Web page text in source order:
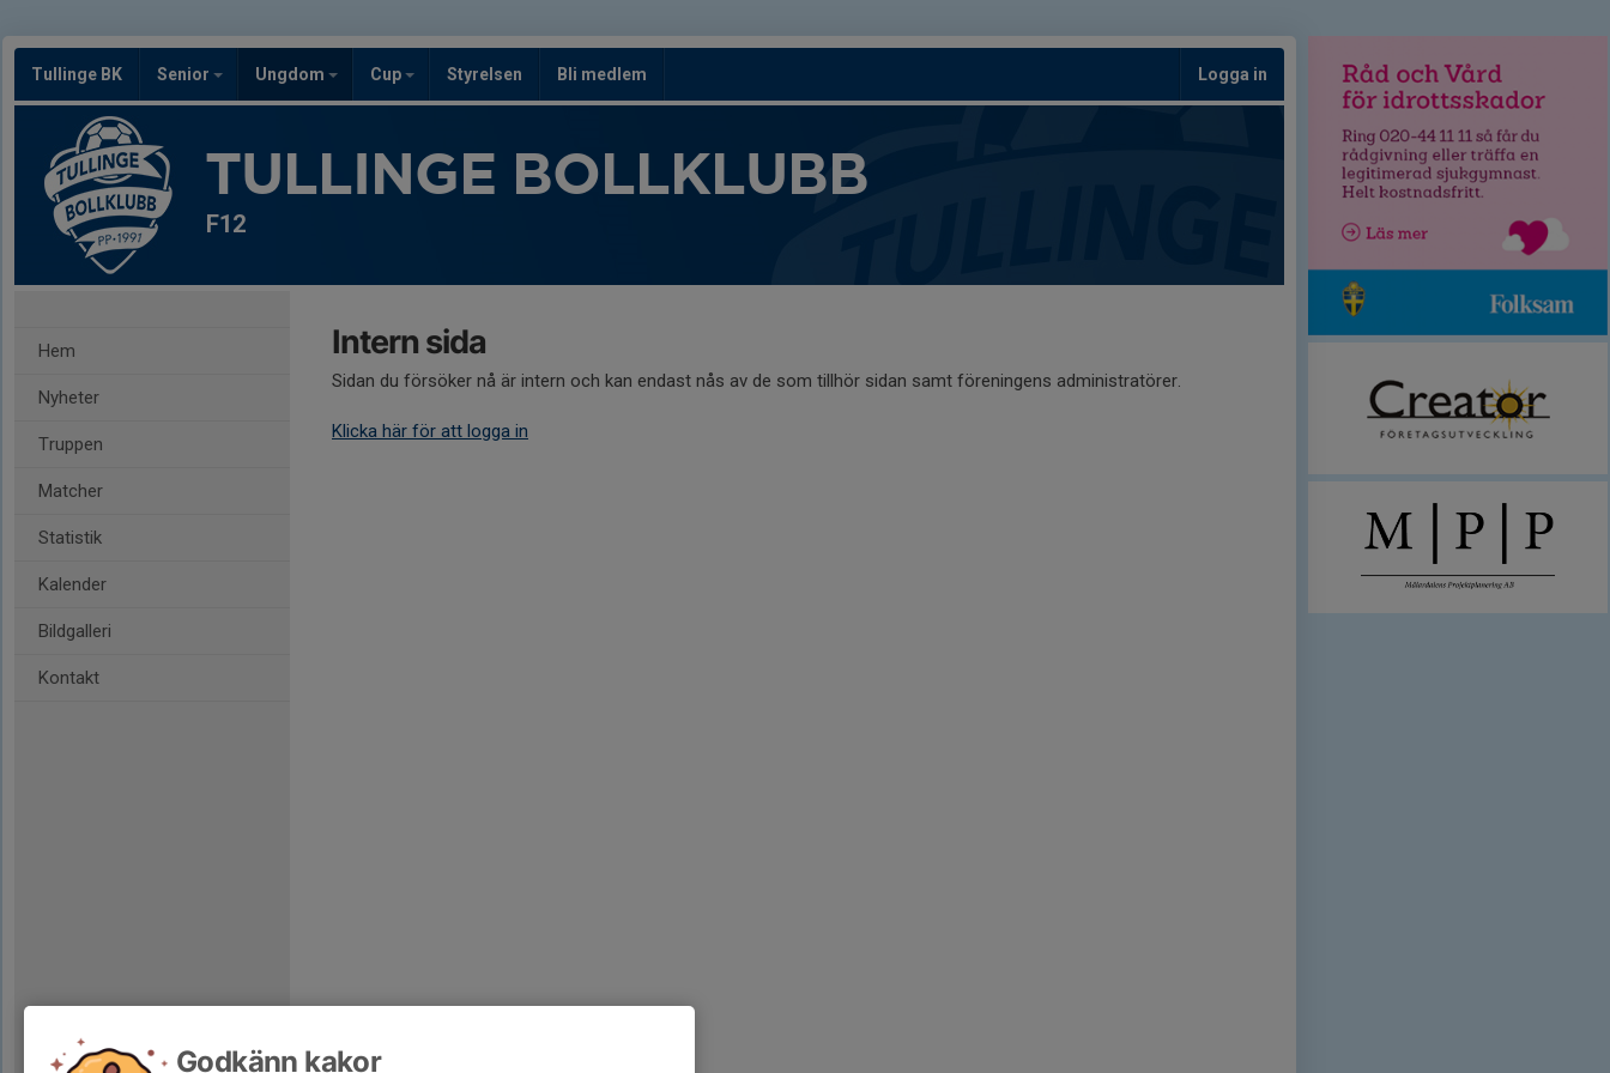
Tullinge BK Senior Ungdom Cup Styrelsen Bli medlem Logga in
TULLINGE BOLLKLUBB
F12
Hem
Nyheter
Truppen
Matcher
Statistik
Kalender
Bildgalleri
Kontakt
Intern sida
Sidan du försöker nå är intern och kan endast nås av de som tillhör sidan samt föreningens administratörer.
Klicka här för att logga in
Godkänn kakor